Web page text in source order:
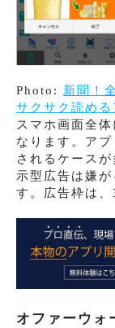
Photo: 新聞！
サクサク読める
スマホ画面全
なります。ア
されるケース
示型広告は嫌
す。広告枠は
オファーウォ